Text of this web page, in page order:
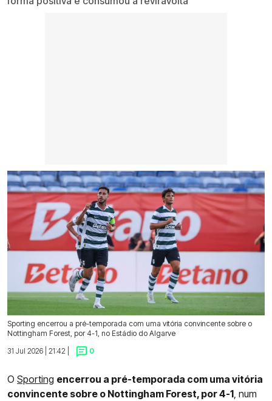
Sporting encerrou a pré-temporada com uma vitória convincente sobre o
Nottingham Forest, por 4-1, no Estádio do Algarve
31 Jul 2026 | 21:42 |
0
O Sporting encerrou a pré-temporada com uma vitória
convincente sobre o Nottingham Forest, por 4-1 , num